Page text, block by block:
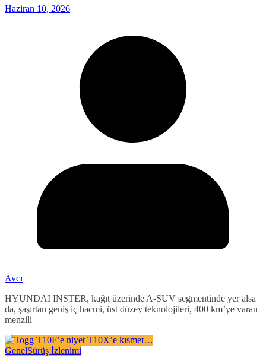
Haziran 10, 2026
Avcı
HYUNDAI INSTER, kağıt üzerinde A-SUV segmentinde yer alsa
da, şaşırtan geniş iç hacmi, üst düzey teknolojileri, 400 km’ye varan
menzili
GenelSürüş İzlenimi